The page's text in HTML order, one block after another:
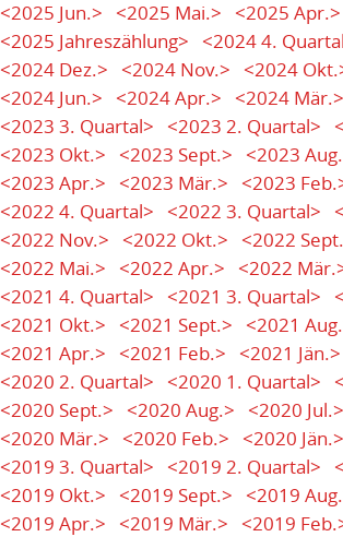
<2025 Jun.>
<2025 Mai.> <2025 Apr.>
<2025 Jahreszählung>
<2024 4.
<2024 Dez.>
<2024 Nov.> <2024
<2024 Jun.>
<2024 Apr.> <2024 Mär.>
<2023 3. Quartal>
<2023 2. Quartal>
<2023 Okt.>
<2023 Sept.> <2023
<2023 Apr.>
<2023 Mär.> <2023
<2022 4. Quartal>
<2022 3. Quartal>
<2022 Nov.>
<2022 Okt.> <2022
<2022 Mai.>
<2022 Apr.> <2022
<2021 4. Quartal>
<2021 3. Quartal>
<2021 Okt.>
<2021 Sept.> <2021
<2021 Apr.>
<2021 Feb.> <2021 Jän.>
<2020 2. Quartal>
<2020 1. Quartal>
<2020 Sept.>
<2020 Aug.> <2020 Jul.>
<2020 Mär.>
<2020 Feb.> <2020 Jän.>
<2019 3. Quartal>
<2019 2. Quartal>
<2019 Okt.>
<2019 Sept.> <2019
<2019 Apr.>
<2019 Mär.> <2019